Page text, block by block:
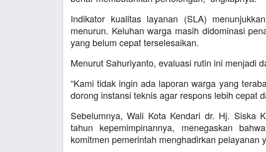
Indikator kualitas layanan (SLA)
menurun. Keluhan warga masih didominasi
yang belum cepat terselesaikan.
Menurut Sahuriyanto, evaluasi rutin ini menjadi
“Kami tidak ingin ada laporan warga yang
dorong instansi teknis agar respons lebih cepat
Sebelumnya, Wali Kota Kendari dr. Hj. Siska
tahun kepemimpinannya, menegaskan
komitmen pemerintah menghadirkan pelayanan